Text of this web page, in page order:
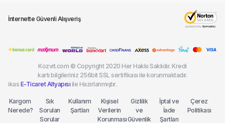
İnternette Güvenli Alışveriş
Kozvit.com © Copyright 2020 Her Hakkı Saklıdır. Kredi
kartı bilgileriniz 256bit SSL sertifikası ile korunmaktadır.
ikas E-Ticaret Altyapısı ile Hazırlanmıştır.
Kargom
Nerede?
Sık
Sorulan
Sorular
Kullanım
Şartları
Kişisel
Verilerin
Korunması
Gizlilik
ve
Güvenlik
İptal ve
İade
Şartları
Çerez
Politikası